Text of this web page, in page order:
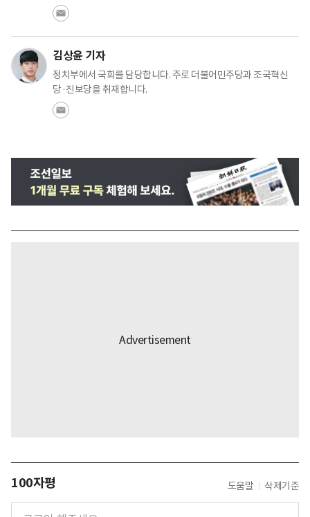
김상윤 기자
정치부에서 국회를 담당합니다. 주로 더불어민주당과 조국혁신
당·진보당을 취재합니다.
100자평 도움말 삭제기준